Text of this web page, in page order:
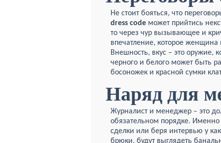
Не стоит бояться, что
dress code может прийтись
то через чур вызывающее и
впечатление, которое
Внешность, вкус – это оружие,
черного и белого может быть
босоножек и красной сумки
Наряд для
Журналист и менеджер – это
обязательном порядке.
сделки или беря интервью у
брюки, будут выглядеть